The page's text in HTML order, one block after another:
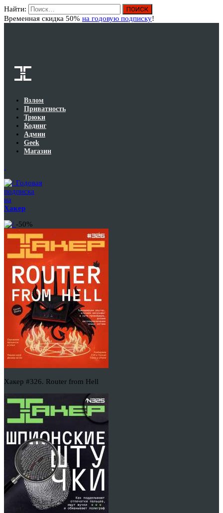
Найти:
Временная скидка 50% на годовую подписку!
Взлом
Приватность
Трюки
Кодинг
Админ
Geek
Магазин
Годовая
подписка
на
Хакер
-50%
Хакер #326. Router from Hell